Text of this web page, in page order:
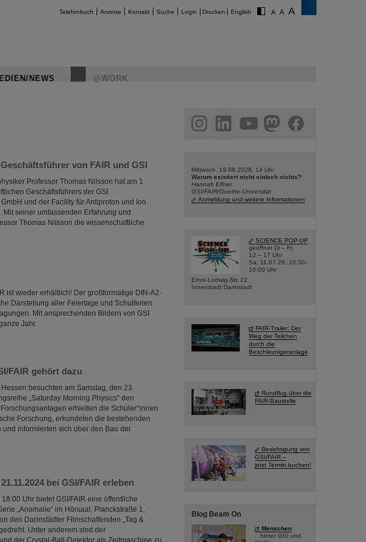
Telefonbuch Anreise Kontakt Suche Login Drucken English
NEWS @WORK
von FAIR und GSI
Professor Thomas Nilsson hat am 1.
Geschäftsführers der GSI
und der Facility für Antiproton und Ion
Mit seiner umfassenden Erfahrung und
Thomas Nilsson die wissenschaftliche
ist wieder erhältlich! Der großformatige DIN-A2-
Darstellung aller Feiertage und Schulferien
Mit ansprechenden Bildern von GSI
Jahr.
FAIR gehört dazu
besuchten am Samstag, den 23.
„Saturday Morning Physics“ den
erhielten die Schüler*innen
Forschung, erkundeten die bestehenden
informierten sich über den Bau der
bei GSI/FAIR erleben
Uhr bietet GSI/FAIR eine öffentliche
„Anomalie“ im Hörsaal, Planckstraße 1,
den Darmstädter Filmschaffenden „Tag &
Unter anderem sind der
facebook
Mittwoch, 19.08.2026, 14 Uhr
Warum existiert nicht einfach nichts?
Hannah Elfner,
GSI/FAIR/Goethe-Universität
Anmeldung und weitere Informationen
SCIENCE POP-UP
geöffnet Di – Fr,
12 – 17 Uhr
Sa, 11.07.26, 10:30-
16:00 Uhr
Ernst-Ludwig-Str. 22
Innenstadt Darmstadt
FAIR-Trailer: Der
Weg der Teilchen
durch die
Beschleunigeranlage
Rundflug über die
FAIR-Baustelle
Besichtigung von
GSI/FAIR –
jetzt Termin buchen!
Blog Beam On
Menschen
...hinter GSI und